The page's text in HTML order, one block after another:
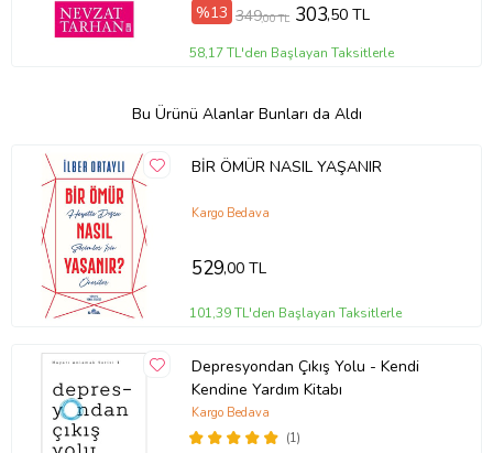
%13 349,00 TL 303,50 TL
58,17 TL'den Başlayan Taksitlerle
Bu Ürünü Alanlar Bunları da Aldı
BİR ÖMÜR NASIL YAŞANIR
Kargo Bedava
529,00 TL
101,39 TL'den Başlayan Taksitlerle
Depresyondan Çıkış Yolu - Kendi
Kendine Yardım Kitabı
(1)
Kargo Bedava